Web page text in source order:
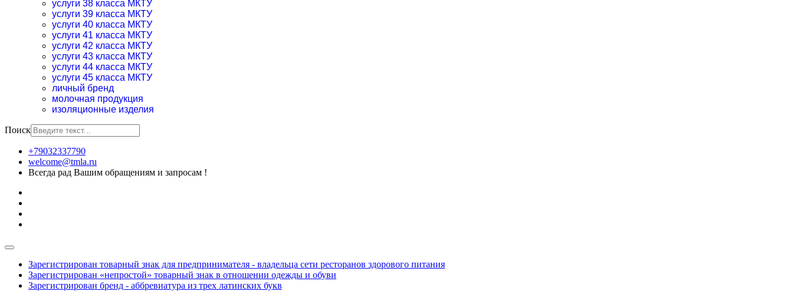
услуги 38 класса МКТУ
услуги 39 класса МКТУ
услуги 40 класса МКТУ
услуги 41 класса МКТУ
услуги 42 класса МКТУ
услуги 43 класса МКТУ
услуги 44 класса МКТУ
услуги 45 класса МКТУ
личный бренд
молочная продукция
изоляционные изделия
Поиск
+79032337790
welcome@tmla.ru
Всегда рад Вашим обращениям и запросам !
Зарегистрирован товарный знак для предпринимателя - владельца сети ресторанов здорового питания
Зарегистрирован «непростой» товарный знак в отношении одежды и обуви
Зарегистрирован бренд - аббревиатура из трех латинских букв